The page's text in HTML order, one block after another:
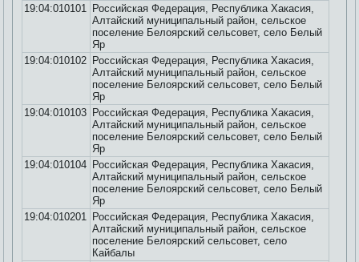
19:04:010101 Российская Федерация, Республика Хакасия,
Алтайский муниципальный район, сельское
поселение Белоярский сельсовет, село Белый
Яр
19:04:010102 Российская Федерация, Республика Хакасия,
Алтайский муниципальный район, сельское
поселение Белоярский сельсовет, село Белый
Яр
19:04:010103 Российская Федерация, Республика Хакасия,
Алтайский муниципальный район, сельское
поселение Белоярский сельсовет, село Белый
Яр
19:04:010104 Российская Федерация, Республика Хакасия,
Алтайский муниципальный район, сельское
поселение Белоярский сельсовет, село Белый
Яр
19:04:010201 Российская Федерация, Республика Хакасия,
Алтайский муниципальный район, сельское
поселение Белоярский сельсовет, село
Кайбалы